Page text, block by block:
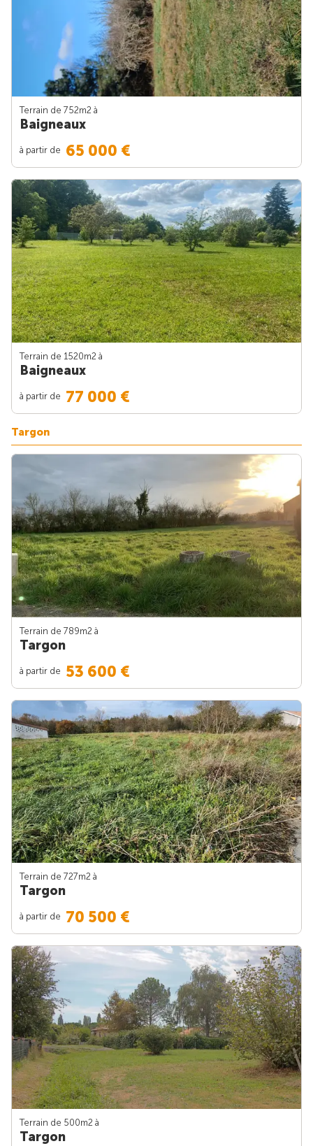
Terrain de 752m2 à
Baigneaux
à partir de 65 000 €
Terrain de 1520m2 à
Baigneaux
à partir de 77 000 €
Targon
Terrain de 789m2 à
Targon
à partir de 53 600 €
Terrain de 727m2 à
Targon
à partir de 70 500 €
Terrain de 500m2 à
Targon